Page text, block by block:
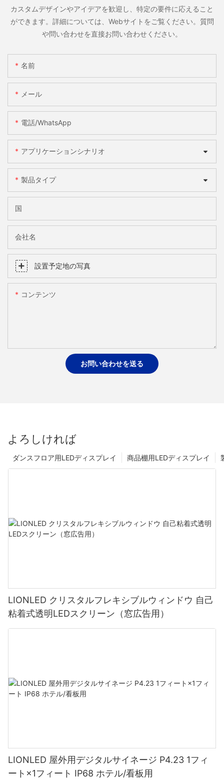
カスタムデザインやアイデアを歓迎し、特定の要件に応えること
ができます。詳細については、Webサイトをご覧ください。質問
や問い合わせを直接お問い合わせください。
名前
メール
電話/WhatsApp
アプリケーションシナリオ
製品タイプ
国
会社名
設置予定地の写真
コンテンツ
お問い合わせを送る
よろしければ
商品棚用LEDディスプレイ
ダンスフロア用LEDディスプレイ
LIONLED クリスタルフレキシブルウィンドウ 自己
粘着式透明LEDスクリーン（窓広告用）
LIONLED 屋外用デジタルサイネージ P4.23 1フィ
ート×1フィート IP68 ホテル/看板用